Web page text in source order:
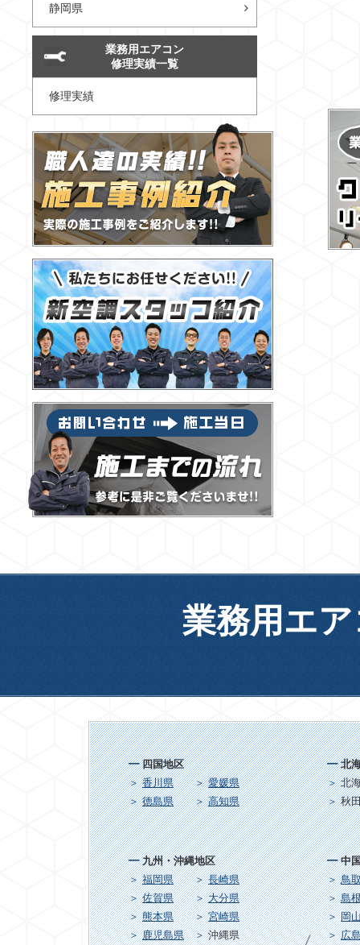
静岡県
業務用エアコン
修理実績一覧
修理実績
業務用エ
九州・沖縄地区
福岡県
長崎県
佐賀県
大分県
熊本県
宮崎県
鹿児島県
沖縄県
北
北
秋
中
鳥
島
岡
広
四国地区
香川県
愛媛県
徳島県
高知県